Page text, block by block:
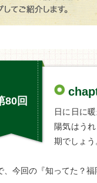
80回
日に日に
陽気はう
期でしょう
、今回の『知ってた？